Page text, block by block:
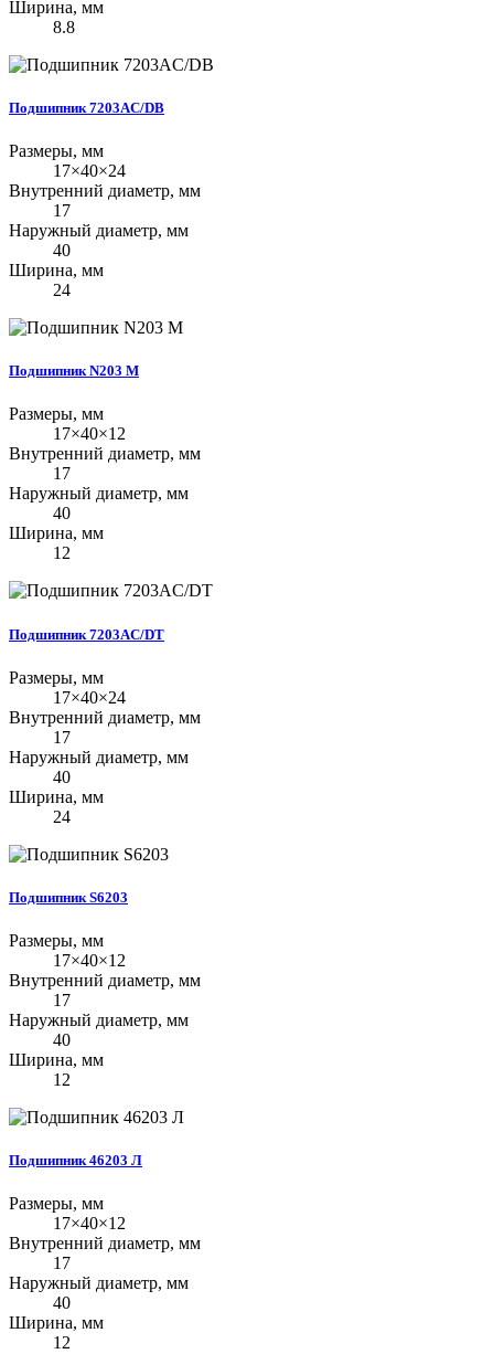
Ширина, мм
8.8
Подшипник 7203AC/DB
Размеры, мм
17×40×24
Внутренний диаметр, мм
17
Наружный диаметр, мм
40
Ширина, мм
24
Подшипник N203 M
Размеры, мм
17×40×12
Внутренний диаметр, мм
17
Наружный диаметр, мм
40
Ширина, мм
12
Подшипник 7203AC/DT
Размеры, мм
17×40×24
Внутренний диаметр, мм
17
Наружный диаметр, мм
40
Ширина, мм
24
Подшипник S6203
Размеры, мм
17×40×12
Внутренний диаметр, мм
17
Наружный диаметр, мм
40
Ширина, мм
12
Подшипник 46203 Л
Размеры, мм
17×40×12
Внутренний диаметр, мм
17
Наружный диаметр, мм
40
Ширина, мм
12